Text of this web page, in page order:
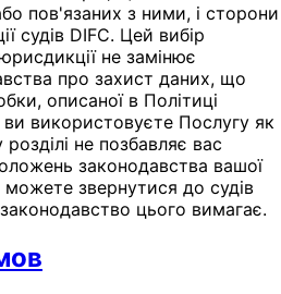
пов'язаних з ними, і сторони
судів DIFC. Цей вибір
не замінює
про захист даних, що
описаної в Політиці
ви використовуєте Послугу як
не позбавляє вас
законодавства вашої
можете звернутися до судів
цього вимагає.